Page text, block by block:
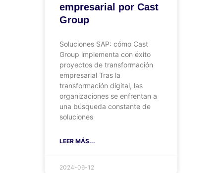
empresarial por Cast
Group
Soluciones SAP: cómo Cast
Group implementa con éxito
proyectos de transformación
empresarial Tras la
transformación digital, las
organizaciones se enfrentan a
una búsqueda constante de
soluciones
LEER MÁS...
2024-06-12